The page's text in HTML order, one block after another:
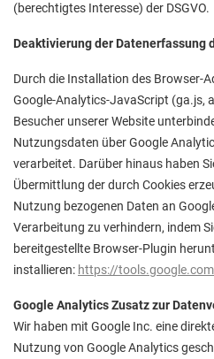
(berechtigtes Interesse) der DSGVO.
Deaktivierung der Datenerfassung
Durch die Installation des Browser-
Google-Analytics-JavaScript (ga.js,
Besucher unserer Website
Nutzungsdaten über Google
verarbeitet. Darüber hinaus haben
Übermittlung der durch Cookies
Nutzung bezogenen Daten an
Verarbeitung zu verhindern, indem
bereitgestellte Browser-Plugin
installieren: https://
Google Analytics Zusatz zur
Wir haben mit Google Inc. eine
Nutzung von Google Analytics